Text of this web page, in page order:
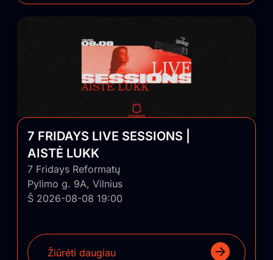
7 FRIDAYS LIVE SESSIONS |
AISTĖ LUKK
7 Fridays Reformatų
Pylimo g. 9A, Vilnius
Š 2026-08-08 19:00
Žiūrėti daugiau